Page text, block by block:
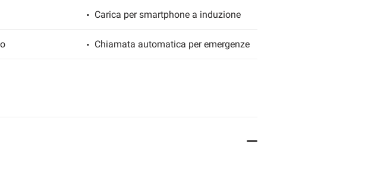
Carica per smartphone a induzione
Chiamata automatica per emergenze